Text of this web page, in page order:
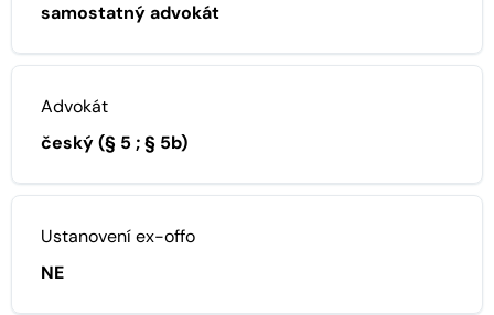
samostatný advokát
Advokát
český (§ 5 ; § 5b)
Ustanovení ex-offo
NE